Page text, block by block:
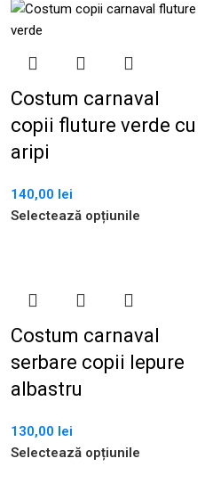
Costum carnaval
copii fluture verde cu
aripi
140,00 lei
Selectează opțiunile
Costum carnaval
serbare copii Iepure
albastru
130,00 lei
Selectează opțiunile